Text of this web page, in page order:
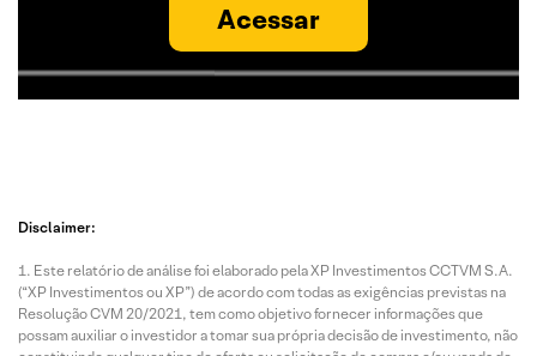
Acessar
Disclaimer:
Este relatório de análise foi elaborado pela XP Investimentos CCTVM S.A.
(“XP Investimentos ou XP”) de acordo com todas as exigências previstas na
Resolução CVM 20/2021, tem como objetivo fornecer informações que
possam auxiliar o investidor a tomar sua própria decisão de investimento, não